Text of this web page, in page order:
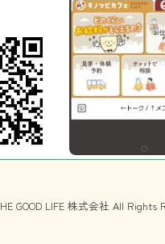
GOOD LIFE 株式会社 All Rights